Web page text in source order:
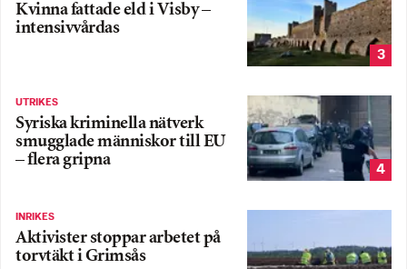
Kvinna fattade eld i Visby –
intensivvårdas
3
UTRIKES
Syriska kriminella nätverk
smugglade människor till EU
– flera gripna
4
INRIKES
Aktivister stoppar arbetet på
torvtäkt i Grimsås